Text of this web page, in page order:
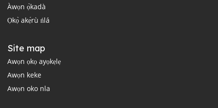
Àwọn ọ̀kadà
Ọkọ̀ akẹ́rù ńlá
Site map
Awọn ọkọ ayọkẹlẹ
Awọn keke
Awọn oko nla